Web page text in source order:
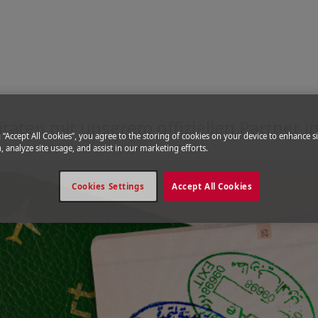
Vereinigten Arabischen
mit unserem offiziellen Partner in
“Accept All Cookies”, you agree to the storing of cookies on your device to enhance
analyze site usage, and assist in our marketing efforts.
Accept All Cookies
Cookies Settings